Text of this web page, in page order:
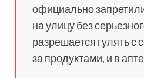
официально
на улицу без
разрешается гулять с
за продуктами, и в